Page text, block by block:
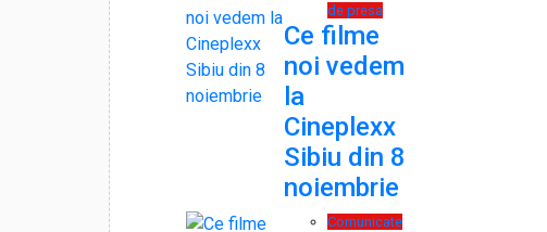
de presa
Ce filme
noi vedem
la
Cineplexx
Sibiu din 8
noiembrie
Comunicate